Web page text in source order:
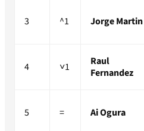
3 ^1 Jorge Martin
4 ˅1
Raul
Fernandez
5 = Ai Ogura